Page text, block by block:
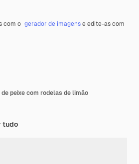
com o gerador de imagense edite-as com
peixe com rodelas de limão
tudo